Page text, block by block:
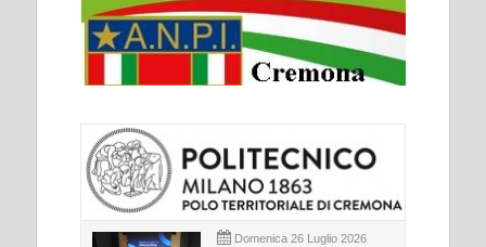
Domenica 26 Luglio 2026